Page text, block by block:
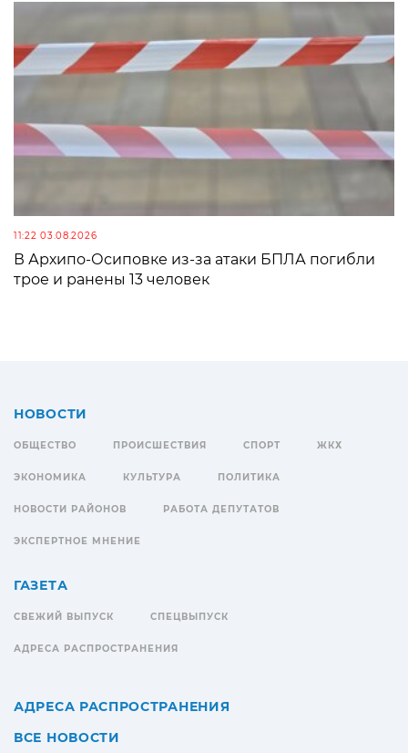
11:22 03.08.2026
В Архипо-Осиповке из-за атаки БПЛА погибли
трое и ранены 13 человек
НОВОСТИ
ОБЩЕСТВО ПРОИСШЕСТВИЯ СПОРТ ЖКХ
ЭКОНОМИКА КУЛЬТУРА ПОЛИТИКА
НОВОСТИ РАЙОНОВ РАБОТА ДЕПУТАТОВ
ЭКСПЕРТНОЕ МНЕНИЕ
ГАЗЕТА
СВЕЖИЙ ВЫПУСК СПЕЦВЫПУСК
АДРЕСА РАСПРОСТРАНЕНИЯ
АДРЕСА РАСПРОСТРАНЕНИЯ
ВСЕ НОВОСТИ